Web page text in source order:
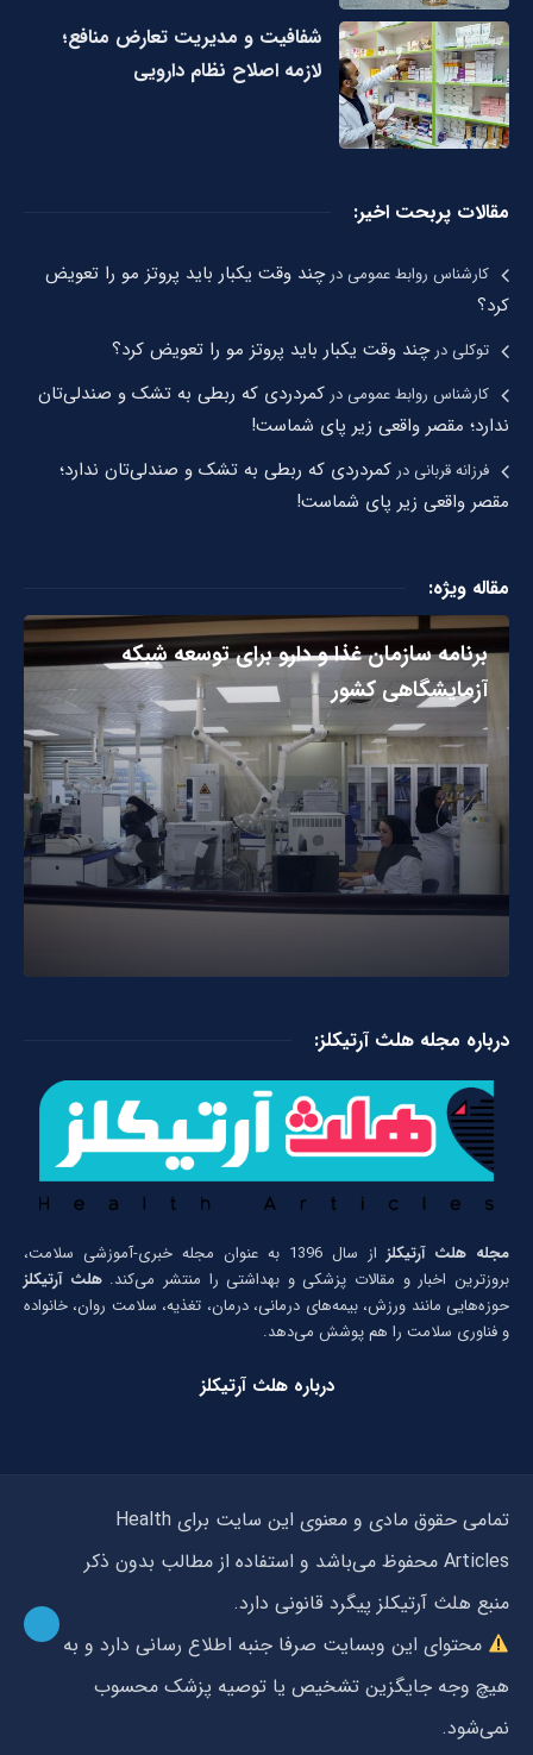
شفافیت و مدیریت تعارض منافع؛
لازمه اصلاح نظام دارویی
مقالات پربحت اخیر:
کارشناس روابط عمومیدرچند وقت یکبار باید پروتز مو را تعویض
کرد؟
توکلیدرچند وقت یکبار باید پروتز مو را تعویض کرد؟
کارشناس روابط عمومیدر کمردردی که ربطی به تشک و صندلی‌تان
ندارد؛ مقصر واقعی زیر پای شماست!
فرزانه قربانیدر کمردردی که ربطی به تشک و صندلی‌تان ندارد؛
مقصر واقعی زیر پای شماست!
مقاله ویژه:
برنامه سازمان غذا و دارو برای توسعه شبکه
آزمایشگاهی کشور
درباره مجله هلث آرتیکلز:
مجله هلث آرتیکلز
از سال 1396 به عنوان مجله خبری-آموزشی سلامت،
بروزترین اخبار و مقالات پزشکی و بهداشتی را منتشر می‌کند.هلث آرتیکلز
حوزه‌هایی مانند ورزش، بیمه‌های درمانی، درمان، تغذیه، سلامت روان، خانواده
و فناوری سلامت را هم پوشش می‌دهد.
درباره هلث آرتیکلز
تمامی حقوق مادی و معنوی این سایت برای Health
Articles محفوظ می‌باشد و استفاده از مطالب بدون ذکر
منبع هلث آرتیکلز پیگرد قانونی دارد.
محتوای این وبسایت صرفا جنبه اطلاع رسانی دارد و به
هیچ وجه جایگزین تشخیص یا توصیه پزشک محسوب
نمی‌شود.